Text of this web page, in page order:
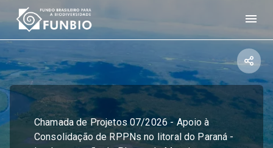
Chamada de Projetos 07/2026 - Apoio à
Consolidação de RPPNs no litoral do Paraná -